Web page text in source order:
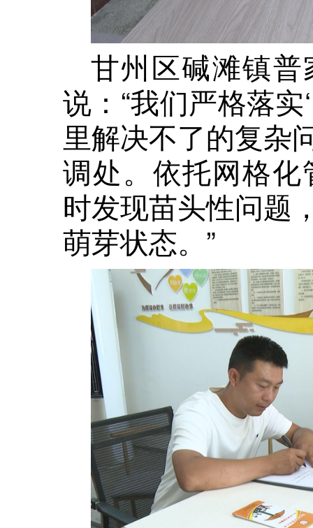
甘州区碱滩镇
说：“我们严格落
里解决不了的复杂
调处。依托网格化
时发现苗头性问题
萌芽状态。”